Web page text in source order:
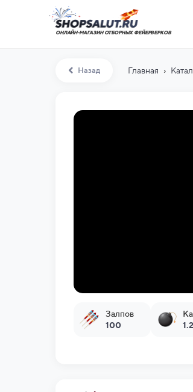
ОНЛАЙН-МАГАЗИН ОТБОРНЫХ ФЕЙЕРВЕРКОВ
Назад Главная ›
Залпов
100